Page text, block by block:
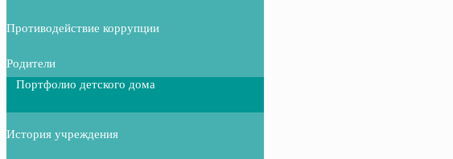
Противодействие коррупции
Родители
Портфолио детского дома
История учреждения